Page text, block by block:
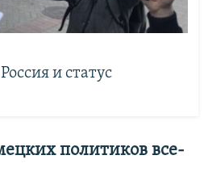
и статус
политиков все-